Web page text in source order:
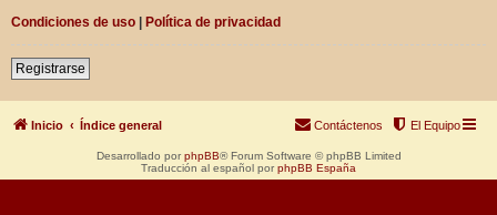
Condiciones de uso | Política de privacidad
Registrarse
Inicio Índice general El Equipo
Contáctenos
Desarrollado por phpBB® Forum Software © phpBB Limited
Traducción al español por phpBB España